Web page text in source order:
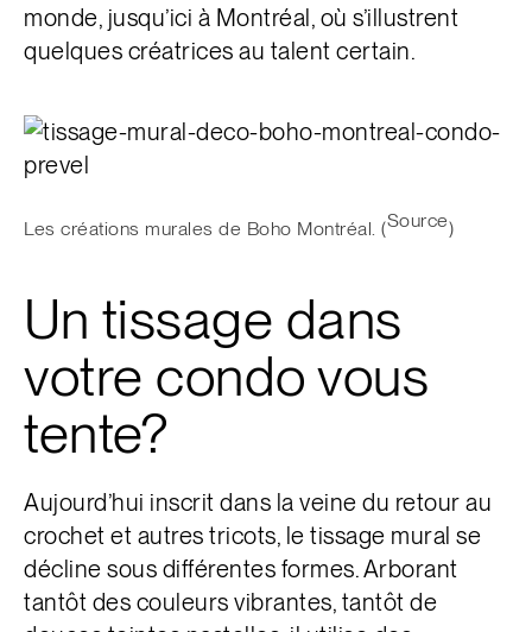
monde, jusqu’ici à Montréal, où s’illustrent
quelques créatrices au talent certain.
Les créations murales de Boho Montréal. (Source)
Un tissage dans
votre condo vous
tente?
Aujourd’hui inscrit dans la veine du retour au
crochet et autres tricots, le tissage mural se
décline sous différentes formes. Arborant
tantôt des couleurs vibrantes, tantôt de